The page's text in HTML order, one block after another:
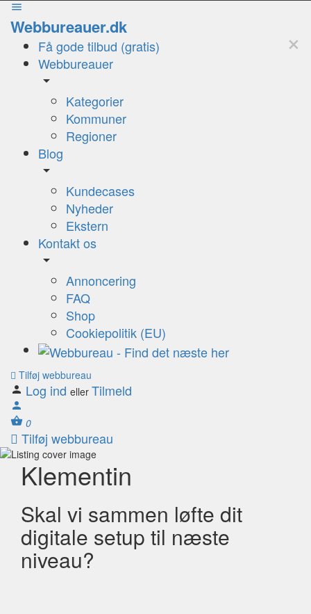
Webbureauer.dk
Få gode tilbud (gratis)
Webbureauer
Kategorier
Kommuner
Regioner
Blog
Kundecases
Nyheder
Ekstern
Kontakt os
Annoncering
FAQ
Shop
Cookiepolitik (EU)
Tilføj webbureau
Log ind eller Tilmeld
0
Tilføj webbureau
Klementin
Skal vi sammen løfte dit
digitale setup til næste
niveau?